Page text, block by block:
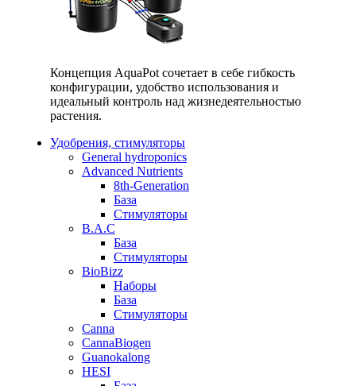
Концепция AquaPot сочетает в себе гибкость
конфигурации, удобство использования и
идеальный контроль над жизнедеятельностью
растения.
Удобрения, стимуляторы
General hydroponics
Advanced Nutrients
8th-Generation
База
Стимуляторы
B.A.C
База
Стимуляторы
BioBizz
Наборы
База
Стимуляторы
Canna
CannaBiogen
Guanokalong
HESI